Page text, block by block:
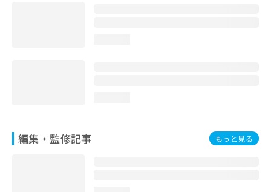
編集・監修記事 もっと見る